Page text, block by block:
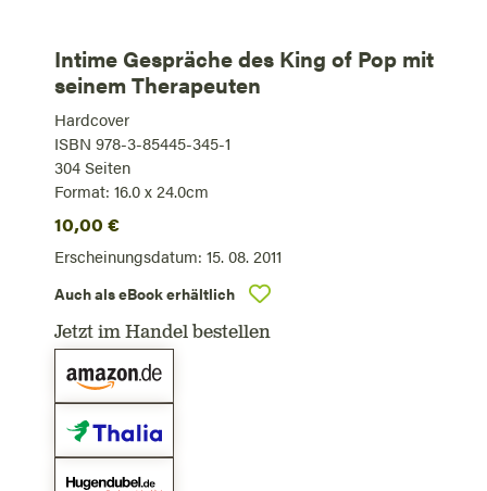
Intime Gespräche des King of Pop mit
seinem Therapeuten
Hardcover
ISBN 978-3-85445-345-1
304 Seiten
Format: 16.0 x 24.0cm
10,00 €
Erscheinungsdatum: 15. 08. 2011
Auch als eBook erhältlich
Jetzt im Handel bestellen